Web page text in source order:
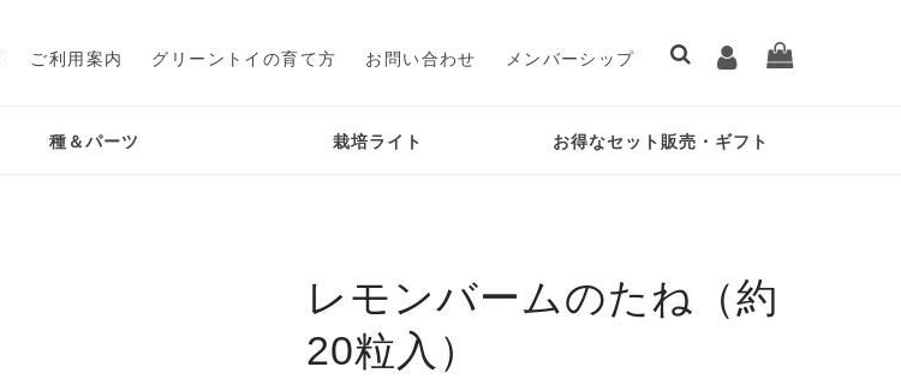
ご利用案内 グリーントイの育て方 お問い合わせ メンバーシップ
種＆パーツ 栽培ライト お得なセット販売・ギフト
レモンバームのたね（約
20粒入）